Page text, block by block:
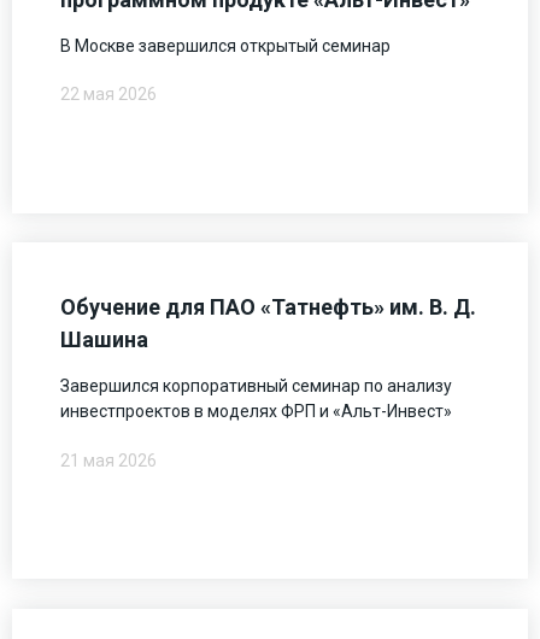
В Москве завершился открытый семинар
22 мая 2026
Обучение для ПАО «Татнефть» им. В. Д.
Шашина
Завершился корпоративный семинар по анализу
инвестпроектов в моделях ФРП и «Альт-Инвест»
21 мая 2026